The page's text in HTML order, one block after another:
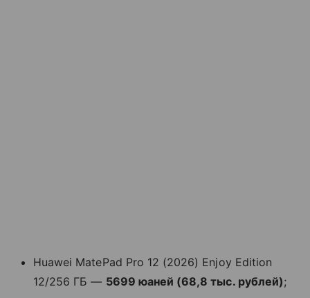
Huawei MatePad Pro 12 (2026) Enjoy Edition
12/256 ГБ — 5699 юаней (68,8 тыс. рублей);